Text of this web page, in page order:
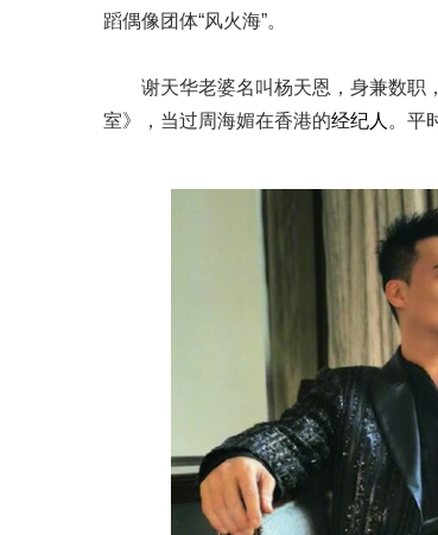
蹈偶像团体“风火海”。
谢天华老婆名叫杨天恩，身兼数职
室》，当过周海媚在香港的经纪人 。平